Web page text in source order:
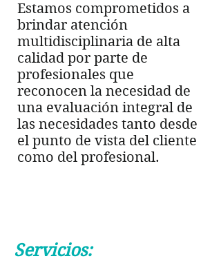
Estamos comprometidos a
brindar atención
multidisciplinaria de alta
calidad por parte de
profesionales que
reconocen la necesidad de
una evaluación integral de
las necesidades tanto desde
el punto de vista del cliente
como del profesional.
hogares.
Servicios: